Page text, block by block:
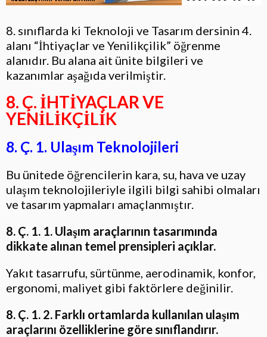
8. sınıflarda ki Teknoloji ve Tasarım dersinin 4.
alanı “İhtiyaçlar ve Yenilikçilik” öğrenme
alanıdır. Bu alana ait ünite bilgileri ve
kazanımlar aşağıda verilmiştir.
8. Ç. İHTİYAÇLAR VE
YENİLİKÇİLİK
8. Ç. 1. Ulaşım Teknolojileri
Bu ünitede öğrencilerin kara, su, hava ve uzay
ulaşım teknolojileriyle ilgili bilgi sahibi olmaları
ve tasarım yapmaları amaçlanmıştır.
8. Ç. 1. 1. Ulaşım araçlarının tasarımında
dikkate alınan temel prensipleri açıklar.
Yakıt tasarrufu, sürtünme, aerodinamik, konfor,
ergonomi, maliyet gibi faktörlere değinilir.
8. Ç. 1. 2. Farklı ortamlarda kullanılan ulaşım
araçlarını özelliklerine göre sınıflandırır.